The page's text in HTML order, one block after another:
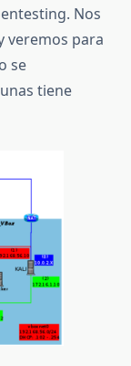
Nos
veremos para
se
tiene